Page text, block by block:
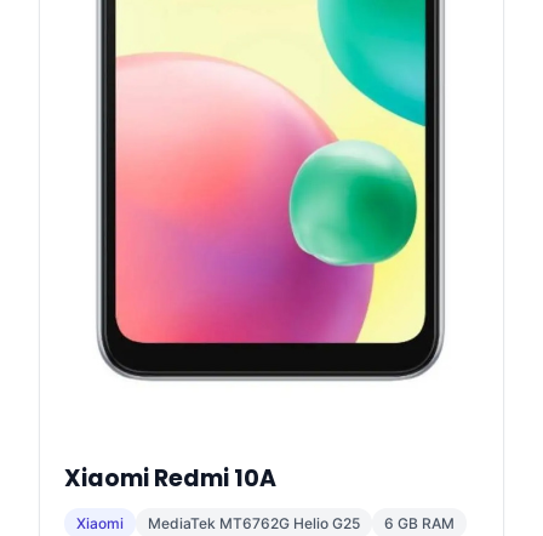
Xiaomi Redmi 10A
Xiaomi MediaTek MT6762G Helio G25
6 GB RAM